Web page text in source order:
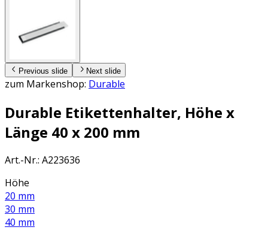
Previous slide Next slide
zum Markenshop: Durable
Durable Etikettenhalter, Höhe x
Länge 40 x 200 mm
Art.-Nr.: A223636
Höhe
20 mm
30 mm
40 mm